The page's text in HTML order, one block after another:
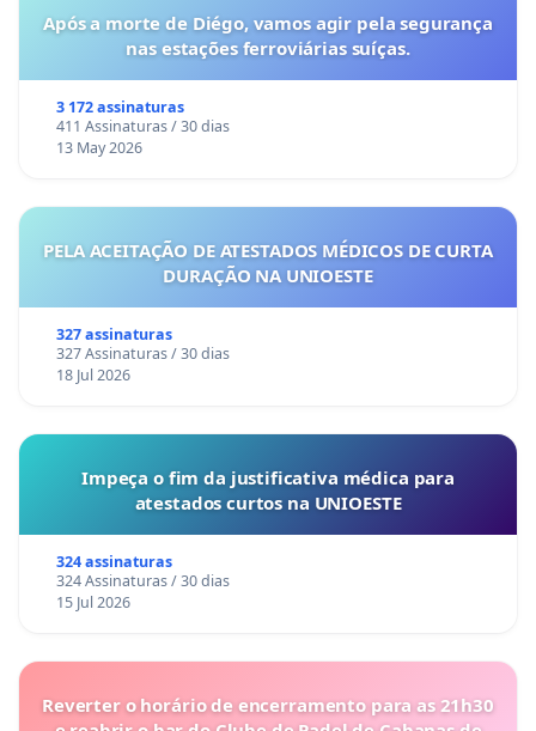
Após a morte de Diégo, vamos agir pela segurança
nas estações ferroviárias suíças.
3 172 assinaturas
411 Assinaturas / 30 dias
13 May 2026
PELA ACEITAÇÃO DE ATESTADOS MÉDICOS DE CURTA
DURAÇÃO NA UNIOESTE
327 assinaturas
327 Assinaturas / 30 dias
18 Jul 2026
Impeça o fim da justificativa médica para
atestados curtos na UNIOESTE
324 assinaturas
324 Assinaturas / 30 dias
15 Jul 2026
Reverter o horário de encerramento para as 21h30